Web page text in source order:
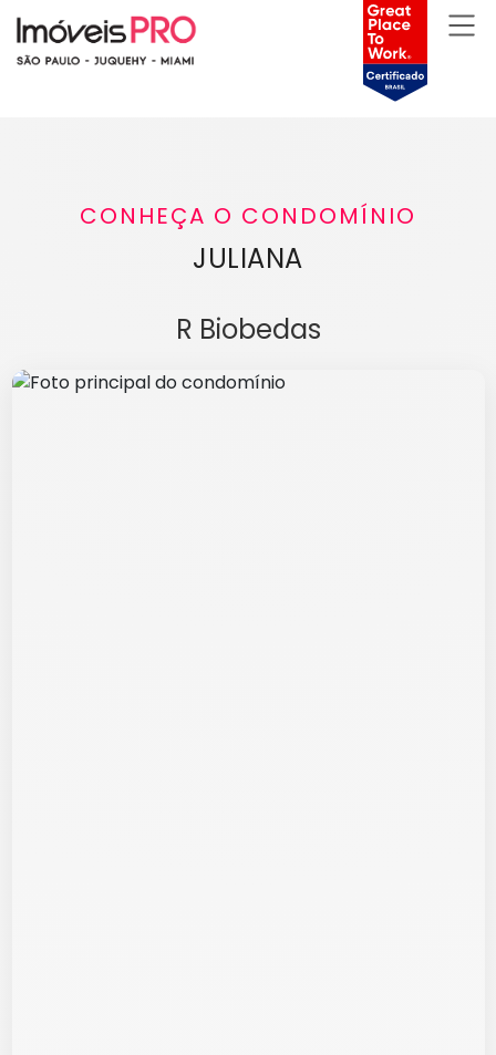
CONHEÇA O CONDOMÍNIO
JULIANA
R Biobedas